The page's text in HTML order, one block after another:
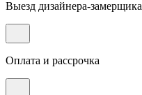
Выезд дизайнера-замерщика
Оплата и рассрочка